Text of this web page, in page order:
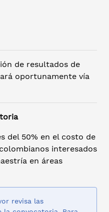
de resultados de
oportunamente vía
del 50% en el costo de
interesados
en áreas
revisa las